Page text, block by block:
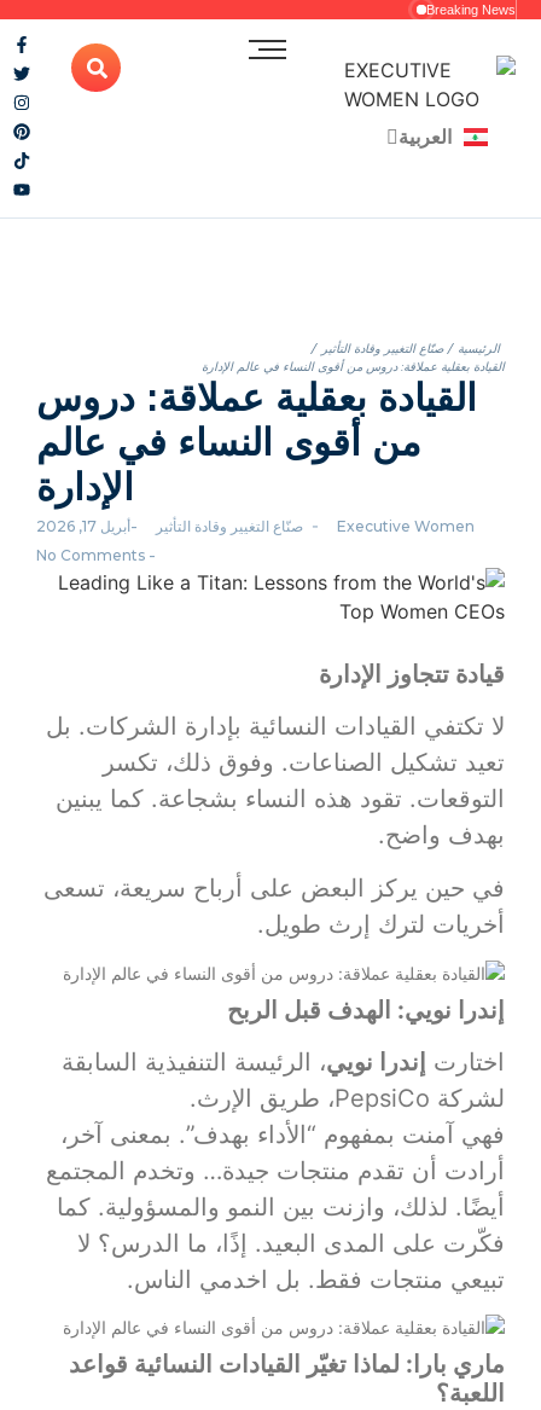
Breaking News
العربية
English
الرئيسية / صنّاع التغيير وقادة التأثير /
القيادة بعقلية عملاقة: دروس من أقوى النساء في عالم الإدارة
القيادة بعقلية عملاقة: دروس
من أقوى النساء في عالم
الإدارة
Executive Women
- صنّاع التغيير وقادة التأثير - أبريل 17, 2026
قيادة تتجاوز الإدارة
لا تكتفي القيادات النسائية بإدارة الشركات. بل
تعيد تشكيل الصناعات. وفوق ذلك، تكسر
التوقعات. تقود هذه النساء بشجاعة. كما يبنين
بهدف واضح.
في حين يركز البعض على أرباح سريعة، تسعى
أخريات لترك إرث طويل.
إندرا نويي: الهدف قبل الربح
اختارتإندرا نويي، الرئيسة التنفيذية السابقة
لشركة PepsiCo، طريق الإرث.
فهي آمنت بمفهوم “الأداء بهدف”. بمعنى آخر،
أرادت أن تقدم منتجات جيدة… وتخدم المجتمع
أيضًا. لذلك، وازنت بين النمو والمسؤولية. كما
فكّرت على المدى البعيد. إذًا، ما الدرس؟ لا
تبيعي منتجات فقط. بل اخدمي الناس.
ماري بارا: لماذا تغيّر القيادات النسائية قواعد
اللعبة؟